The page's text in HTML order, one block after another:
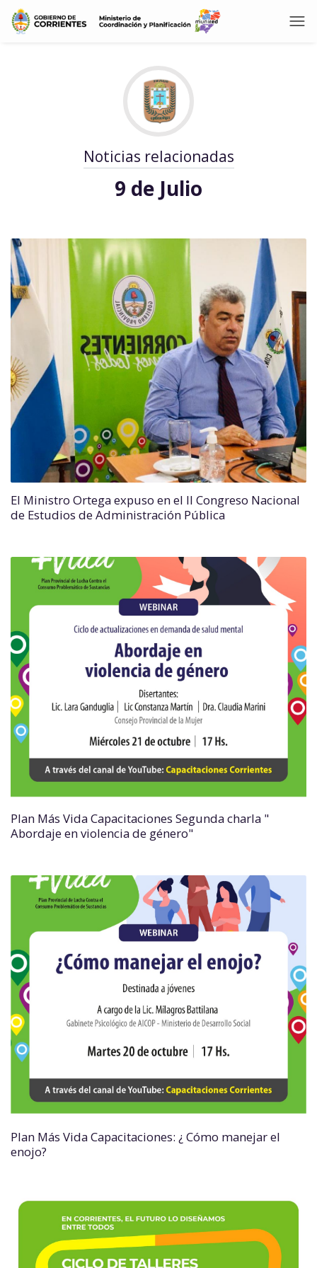
Noticias relacionadas
9 de Julio
El Ministro Ortega expuso en el II Congreso Nacional
de Estudios de Administración Pública
Plan Más Vida Capacitaciones Segunda charla "
Abordaje en violencia de género"
Plan Más Vida Capacitaciones: ¿ Cómo manejar el
enojo?